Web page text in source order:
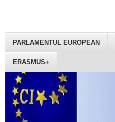
PARLAMENTUL EUROPEAN
ERASMUS+